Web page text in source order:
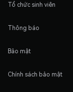
Tổ chức sinh viên
Thông báo
Bảo mật
Chính sách bảo mật